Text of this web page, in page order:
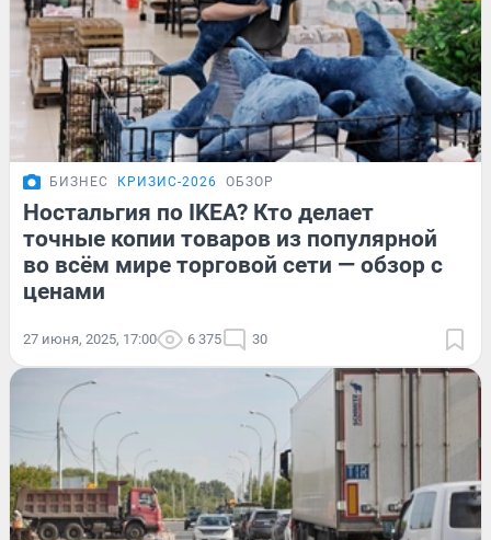
БИЗНЕС КРИЗИС-2026 ОБЗОР
Ностальгия по IKEA? Кто делает
точные копии товаров из популярной
во всём мире торговой сети — обзор с
ценами
27 июня, 2025, 17:00 6 375 30